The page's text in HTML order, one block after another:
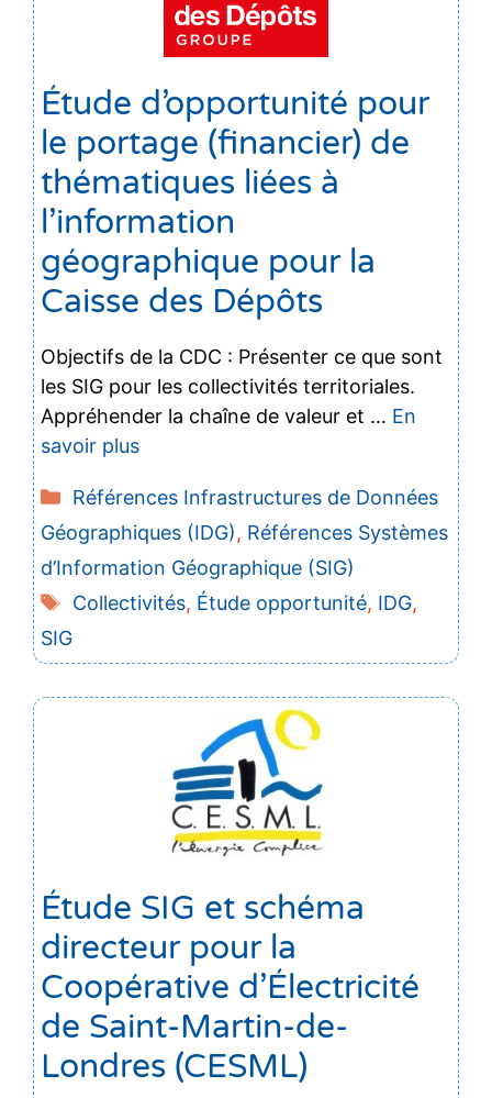
Étude d’opportunité pour
le portage (financier) de
thématiques liées à
l’information
géographique pour la
Caisse des Dépôts
Objectifs de la CDC : Présenter ce que sont
les SIG pour les collectivités territoriales.
Appréhender la chaîne de valeur et … En
savoir plus
Catégories
Références Infrastructures de Données
Géographiques (IDG), Références Systèmes
d’Information Géographique (SIG)
Étiquettes
Collectivités, Étude opportunité, IDG,
SIG
Étude SIG et schéma
directeur pour la
Coopérative d’Électricité
de Saint-Martin-de-
Londres (CESML)